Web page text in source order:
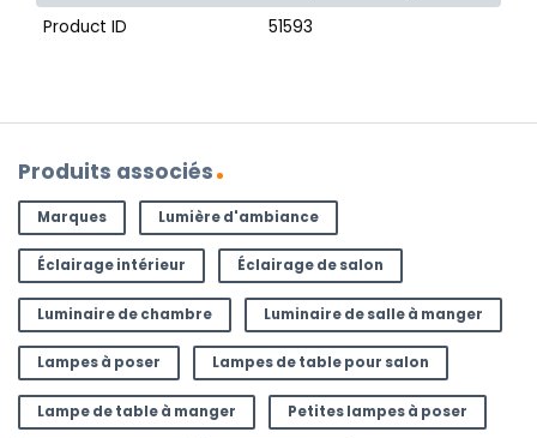
Product ID
51593
Produits associés
Marques Lumière d'ambiance
Éclairage intérieur Éclairage de salon
Luminaire de chambre Luminaire de salle à manger
Lampes à poser Lampes de table pour salon
Lampe de table à manger Petites lampes à poser